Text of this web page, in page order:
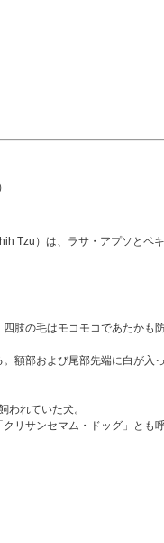
）
Tzu）は、ラサ・アプソとペ
肢の毛はモコモコであたかも
額部および尾部先端に白が入
われていた犬。
リサンセマム・ドッグ」とも呼